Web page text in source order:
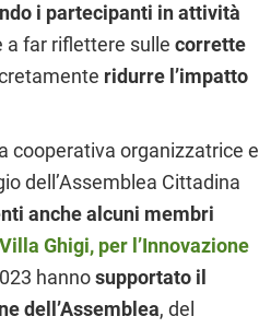
i partecipanti in attività
a far riflettere sulle corrette
ridurre l’impatto
cooperativa organizzatrice e
dell’Assemblea Cittadina
anche alcuni membri
Ghigi, per l’Innovazione
hannosupportato il
dell’Assemblea, del